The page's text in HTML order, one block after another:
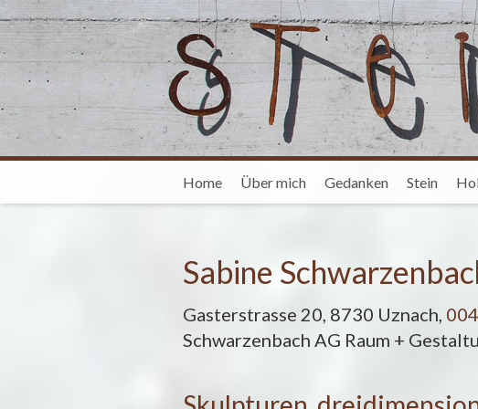
Home Über mich Gedanken Stein
Sabine
Gasterstrasse 20, 8730 Uznach,
Schwarzenbach AG Raum +